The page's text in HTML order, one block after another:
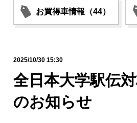
お買得車情報（44）
2025/10/30 15:30
全日本大学駅伝
のお知らせ